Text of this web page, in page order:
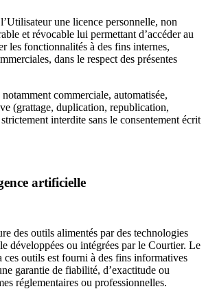
une licence personnelle, non
et révocable lui permettant d’accéder au
les fonctionnalités à des fins internes,
dans le respect des présentes
commerciale, automatisée,
(grattage, duplication, republication,
interdite sans le consentement écrit
artificielle
des outils alimentés par des technologies
développées ou intégrées par le Courtier. Le
outils est fourni à des fins informatives
garantie de fiabilité, d’exactitude ou
réglementaires ou professionnelles.